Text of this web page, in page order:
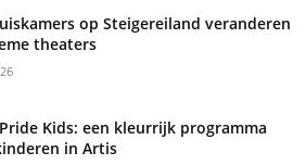
op Steigereiland veranderen
theaters
Kids: een kleurrijk programma
in Artis